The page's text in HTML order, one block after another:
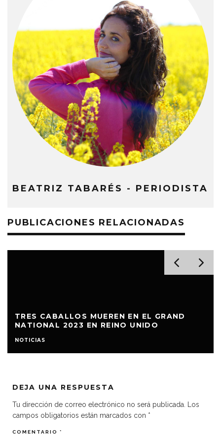
BEATRIZ TABARÉS - PERIODISTA
PUBLICACIONES RELACIONADAS
TRES CABALLOS MUEREN EN EL GRAND
NATIONAL 2023 EN REINO UNIDO
NOTICIAS
DEJA UNA RESPUESTA
Tu dirección de correo electrónico no será publicada.
Los
campos obligatorios están marcados con *
COMENTARIO *